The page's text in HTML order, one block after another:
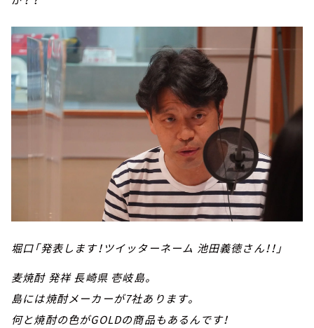
堀口「発表します！ツイッターネーム 池田義徳さん！！」
麦焼酎 発祥 長崎県 壱岐島。
島には焼酎メーカーが7社あります。
何と焼酎の色がGOLDの商品もあるんです！